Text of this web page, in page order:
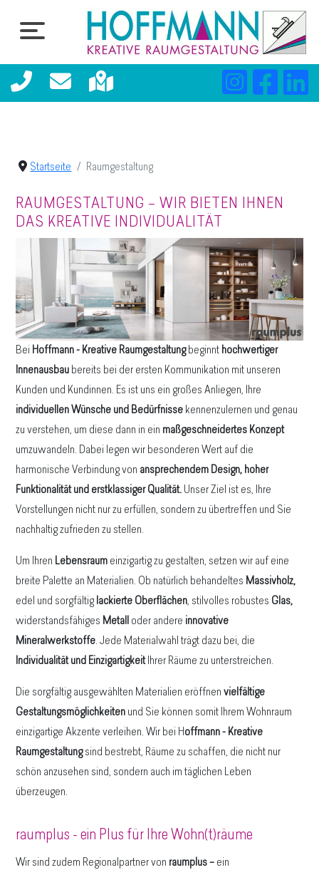
Startseite Raumgestaltung
RAUMGESTALTUNG – WIR BIETEN IHNEN
DAS KREATIVE INDIVIDUALITÄT
Bei Hoffmann - Kreative Raumgestaltungbeginnt hochwertiger
Innenausbau bereits bei der ersten Kommunikation mit unseren
Kunden und Kundinnen. Es ist uns ein großes Anliegen, Ihre
individuellen Wünsche und Bedürfnisse kennenzulernen und genau
zu verstehen, um diese dann in ein maßgeschneidertes Konzept
umzuwandeln. Dabei legen wir besonderen Wert auf die
harmonische Verbindung von ansprechendem Design, hoher
Funktionalität und erstklassiger Qualität. Unser Ziel ist es, Ihre
Vorstellungen nicht nur zu erfüllen, sondern zu übertreffen und Sie
nachhaltig zufrieden zu stellen.
Um Ihren Lebensraum einzigartig zu gestalten, setzen wir auf eine
breite Palette an Materialien. Ob natürlich behandeltes Massivholz,
edel und sorgfältig lackierte Oberflächen, stilvolles robustes Glas,
widerstandsfähiges Metall oder andere innovative
Mineralwerkstoffe. Jede Materialwahl trägt dazu bei, die
Individualität und Einzigartigkeit Ihrer Räume zu unterstreichen.
Die sorgfältig ausgewählten Materialien eröffnenvielfältige
Gestaltungsmöglichkeiten und Sie können somit Ihrem Wohnraum
einzigartige Akzente verleihen. Wir bei Hoffmann - Kreative
Raumgestaltungsind bestrebt, Räume zu schaffen, die nicht nur
schön anzusehen sind, sondern auch im täglichen Leben
überzeugen.
raumplus - ein Plus für Ihre Wohn(t)räume
Wir sind zudem Regionalpartner von raumplus – ein